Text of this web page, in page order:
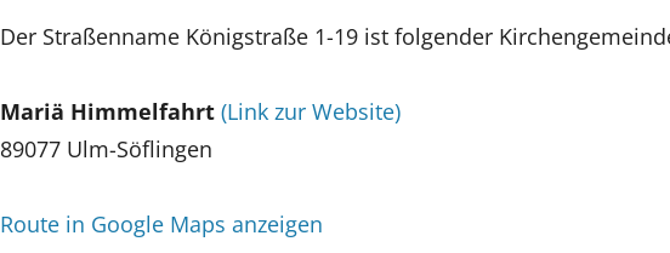
Der Straßenname Königstraße 1-19 ist folgender
Mariä Himmelfahrt (Link zur Website)
89077 Ulm-Söflingen
Route in Google Maps anzeigen